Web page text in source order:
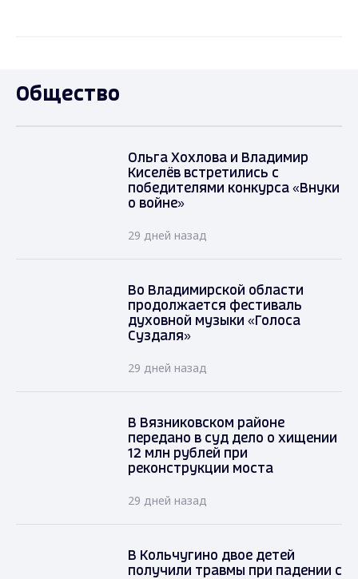
Общество
Ольга Хохлова и Владимир
Киселёв встретились с
победителями конкурса «Внуки
о войне»
29 дней назад
Во Владимирской области
продолжается фестиваль
духовной музыки «Голоса
Суздаля»
29 дней назад
В Вязниковском районе
передано в суд дело о хищении
12 млн рублей при
реконструкции моста
29 дней назад
В Кольчугино двое детей
получили травмы при падении с